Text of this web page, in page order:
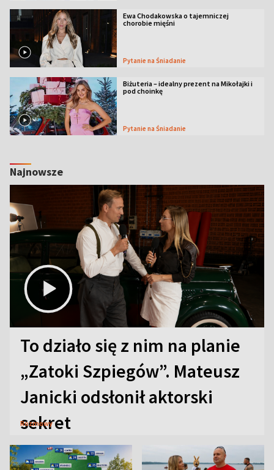
Ewa Chodakowska o tajemniczej
chorobie mięśni
Pytanie na Śniadanie
Biżuteria – idealny prezent na Mikołajki i
pod choinkę
Pytanie na Śniadanie
Najnowsze
To działo się z nim na planie
„Zatoki Szpiegów”. Mateusz
Janicki odsłonił aktorski
sekret
Rozmowy